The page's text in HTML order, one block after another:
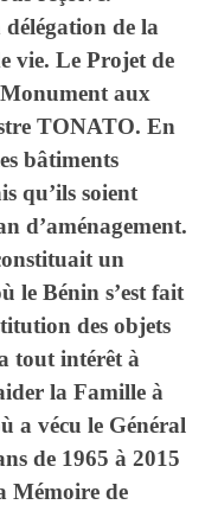
de la
vie. Le Projet de
aux
TONATO. En
bâtiments
qu’ils soient
d’aménagement.
un
le Bénin s’est fait
des objets
tout intérêt à
la Famille à
a vécu le Général
de 1965 à 2015
Mémoire de